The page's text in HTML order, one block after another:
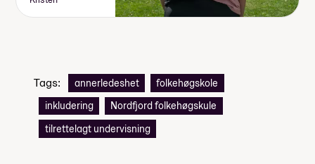
Tags: annerledeshet
folkehøgskole
inkludering
Nordfjord folkehøgskule
tilrettelagt undervisning